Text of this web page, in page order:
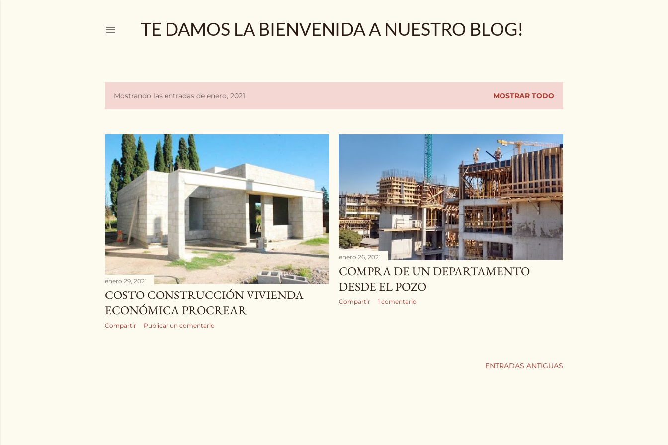
TE DAMOS LA BIENVENIDA A NUESTRO BLOG!
E
r
a
d
a
s
Mostrando las entradas de enero, 2021 MOSTRAR TODO
enero 29, 2021
COSTO CONSTRUCCIÓN VIVIENDA
ECONÓMICA PROCREAR
Compartir Publicar un comentario
enero 26, 2021
COMPRA DE UN DEPARTAMENTO
DESDE EL POZO
Compartir 1 comentario
ENTRADAS ANTIGUAS